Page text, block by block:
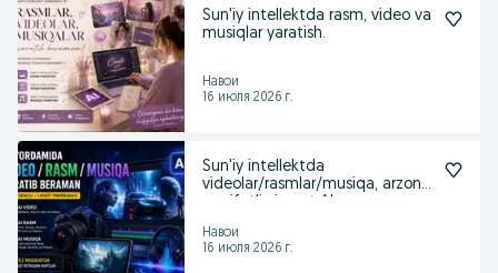
Sun'iy intellektda rasm, video va
musiqlar yaratish.
Навои
16 июля 2026 г.
Sun'iy intellektda
videolar/rasmlar/musiqa, arzon
Навои
16 июля 2026 г.